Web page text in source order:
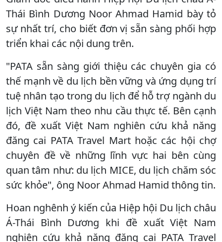
Thái Bình Dương Noor Ahmad Hamid bày tỏ
sự nhất trí, cho biết đơn vị sẵn sàng phối hợp
triển khai các nội dung trên.
"PATA sẵn sàng giới thiệu các chuyên gia có
thế mạnh về du lịch bền vững và ứng dụng trí
tuệ nhân tạo trong du lịch để hỗ trợ ngành du
lịch Việt Nam theo nhu cầu thực tế. Bên cạnh
đó, đề xuất Việt Nam nghiên cứu khả năng
đăng cai PATA Travel Mart hoặc các hội chợ
chuyên đề về những lĩnh vực hai bên cùng
quan tâm như: du lịch MICE, du lịch chăm sóc
sức khỏe", ông Noor Ahmad Hamid thông tin.
Hoan nghênh ý kiến của Hiệp hội Du lịch châu
Á-Thái Bình Dương khi đề xuất Việt Nam
nghiên cứu khả năng đăng cai PATA Travel